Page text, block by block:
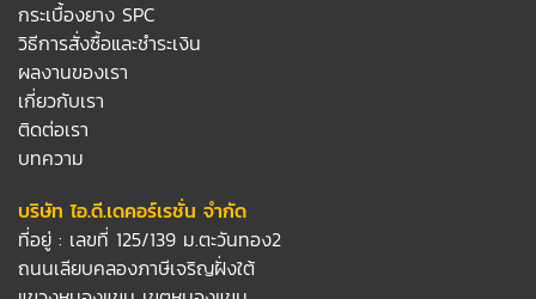
กระเบื้องยาง SPC
วิธีการสั่งซื้อและชำระเงิน
ผลงานของเรา
เกี่ยวกับเรา
ติดต่อเรา
บทความ
บริษัท ไอ.ดี.เดคอร์เรชั่น จำกัด
ที่อยู่ : เลขที่ 125/139 ม.ตะวันทอง2
ถนนเลียบคลองภาษีเจริญฝั่งใต้